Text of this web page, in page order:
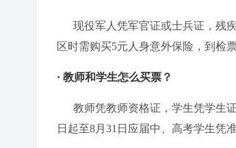
现役军人凭军官证或士兵证，残疾
区时需购买5元人身意外保险，到检
· 教师和学生怎么买票？
教师凭教师资格证，学生凭学生证
日起至8月31日应届中、高考学生凭